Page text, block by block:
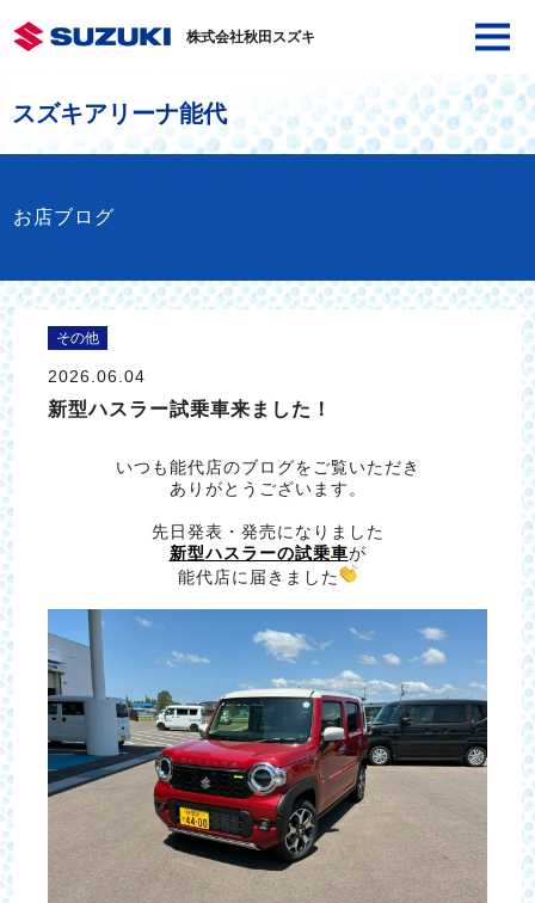
株式会社秋田スズキ
スズキアリーナ能代
お店ブログ
その他
2026.06.04
新型ハスラー試乗車来ました！
いつも能代店のブログをご覧いただき
ありがとうございます。
先日発表・発売になりました
新型ハスラーの試乗車が
能代店に届きました